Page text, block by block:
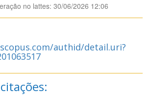
no lattes: 30/06/2026 12:06
authid/detail.uri?